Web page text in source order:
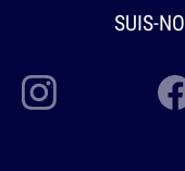
SUIS-